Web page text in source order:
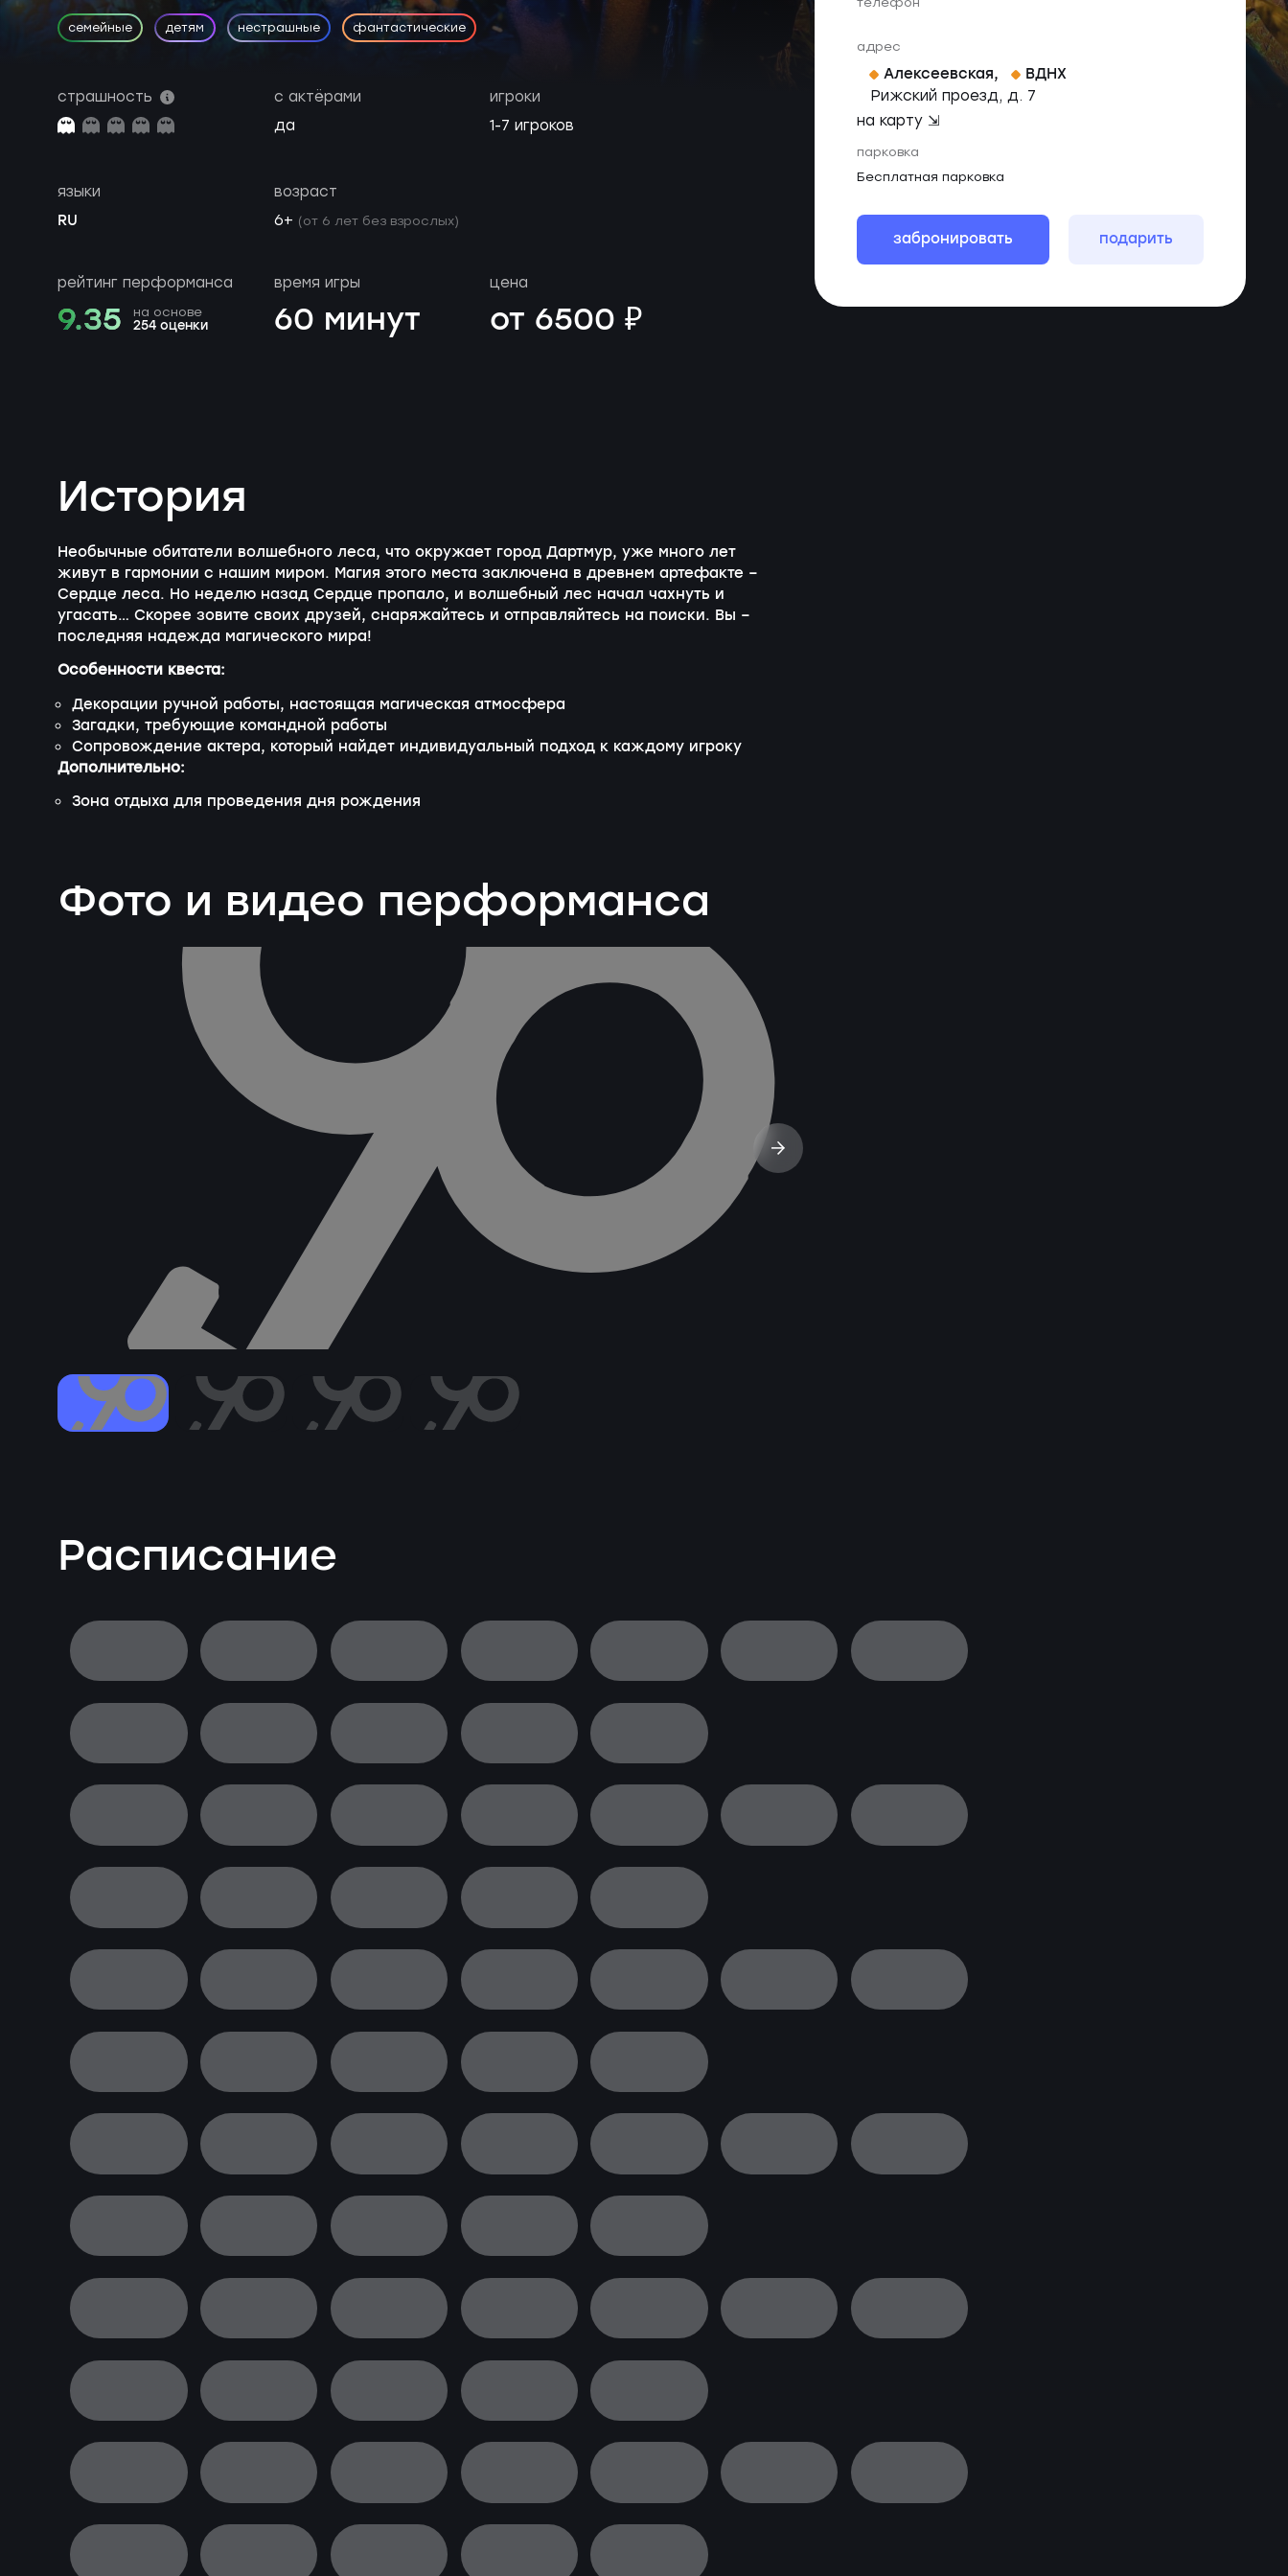
семейные детям нестрашные фантастические
адрес
Алексеевская, ВДНХ
Рижский проезд, д. 7
на карту ⇲
парковка
Бесплатная парковка
забронировать подарить
страшность
с актёрами
да
игроки
1-7 игроков
языки
RU
возраст
6+ (от 6 лет без взрослых)
рейтинг перформанса
9.35 на основе
254 оценки
время игры
60 минут
цена
от 6500 ₽
История
Необычные обитатели волшебного леса, что окружает город Дартмур, уже много лет
живут в гармонии с нашим миром. Магия этого места заключена в древнем артефакте –
Сердце леса. Но неделю назад Сердце пропало, и волшебный лес начал чахнуть и
угасать… Скорее зовите своих друзей, снаряжайтесь и отправляйтесь на поиски. Вы –
последняя надежда магического мира!
Особенности квеста:
Декорации ручной работы, настоящая магическая атмосфера
Загадки, требующие командной работы
Сопровождение актера, который найдет индивидуальный подход к каждому игроку
Дополнительно:
Зона отдыха для проведения дня рождения
Фото и видео перформанса
Расписание